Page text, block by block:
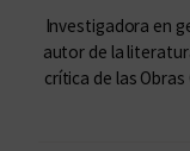
Investigadora en
autor de la
crítica de las